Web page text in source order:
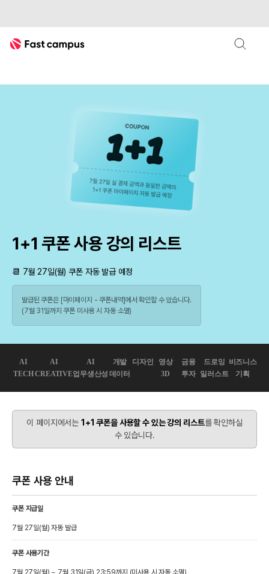
Fast Campus
1+1 쿠폰 사용 강의 리스트
📆 7월 27일(월) 쿠폰 자동 발급 예정
발급된 쿠폰은 [마이페이지 - 쿠폰내역]에서 확인할 수 있습니다.
(7월 31일까지 쿠폰 미사용 시 자동 소멸)
AI
TECH
AI
CREATIVE
AI
업무생산성
개발
데이터
디자인
영상
3D
금융
투자
드로잉
일러스트
비즈니스
기획
이 페이지에서는 1+1 쿠폰을 사용할 수 있는 강의 리스트를 확인하실
수 있습니다.
쿠폰 사용 안내
쿠폰 지급일
7월 27일(월) 자동 발급
쿠폰 사용기간
7월 27일(월) ~ 7월 31일(금) 23:59까지 (미사용 시 자동 소멸)